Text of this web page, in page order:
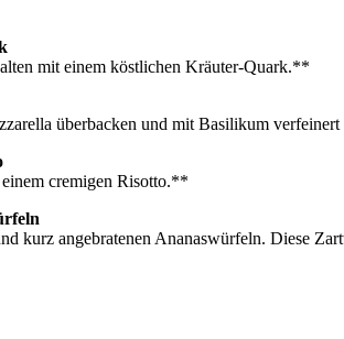
mit einem köstlichen Kräuter-Quark.**
überbacken und mit Basilikum
cremigen Risotto.**
kurz angebratenen Ananaswürfeln. Diese